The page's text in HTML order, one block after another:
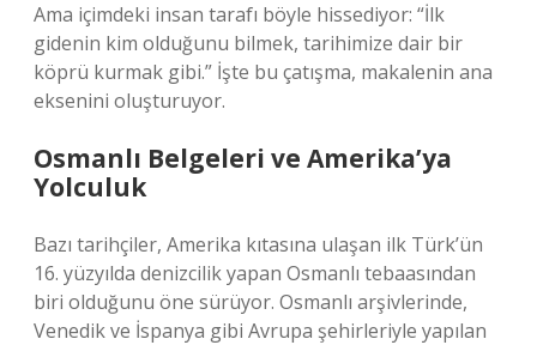
Ama içimdeki insan tarafı böyle hissediyor: “İlk
gidenin kim olduğunu bilmek, tarihimize dair bir
köprü kurmak gibi.” İşte bu çatışma, makalenin ana
eksenini oluşturuyor.
Osmanlı Belgeleri ve Amerika’ya
Yolculuk
Bazı tarihçiler, Amerika kıtasına ulaşan ilk Türk’ün
16. yüzyılda denizcilik yapan Osmanlı tebaasından
biri olduğunu öne sürüyor. Osmanlı arşivlerinde,
Venedik ve İspanya gibi Avrupa şehirleriyle yapılan